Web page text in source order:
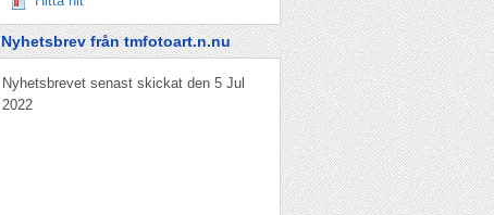
Nyhetsbrev från tmfotoart.n.nu
Nyhetsbrevet senast skickat den 5 Jul
2022